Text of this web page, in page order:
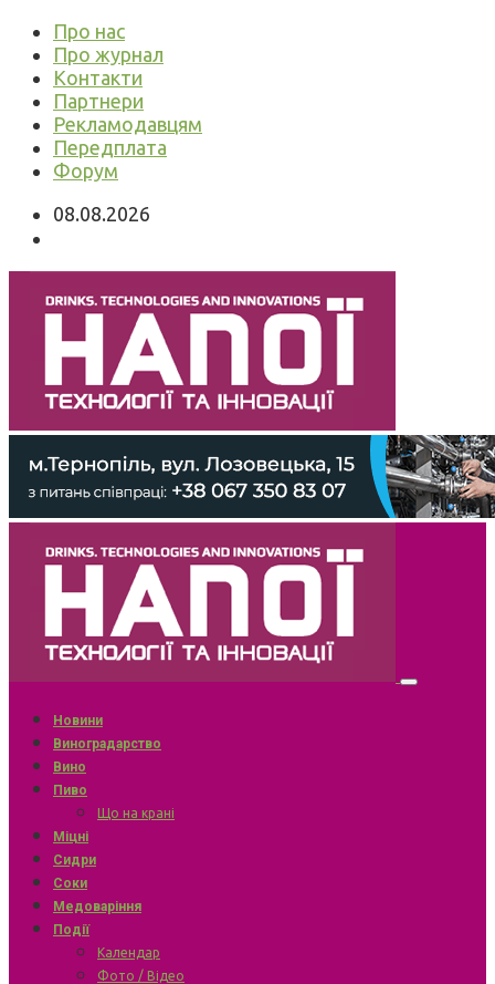
Про нас
Про журнал
Контакти
Партнери
Рекламодавцям
Передплата
Форум
08.08.2026
Новини
Виноградарство
Вино
Пиво
Що на крані
Міцні
Сидри
Соки
Медоваріння
Події
Календар
Фото / Відео